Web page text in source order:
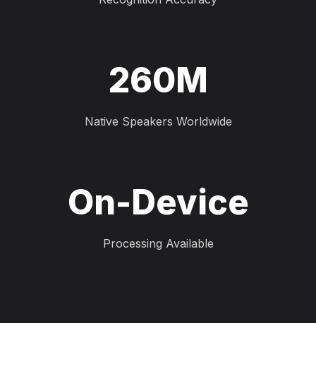
260M
Native Speakers Worldwide
On-Device
Processing Available